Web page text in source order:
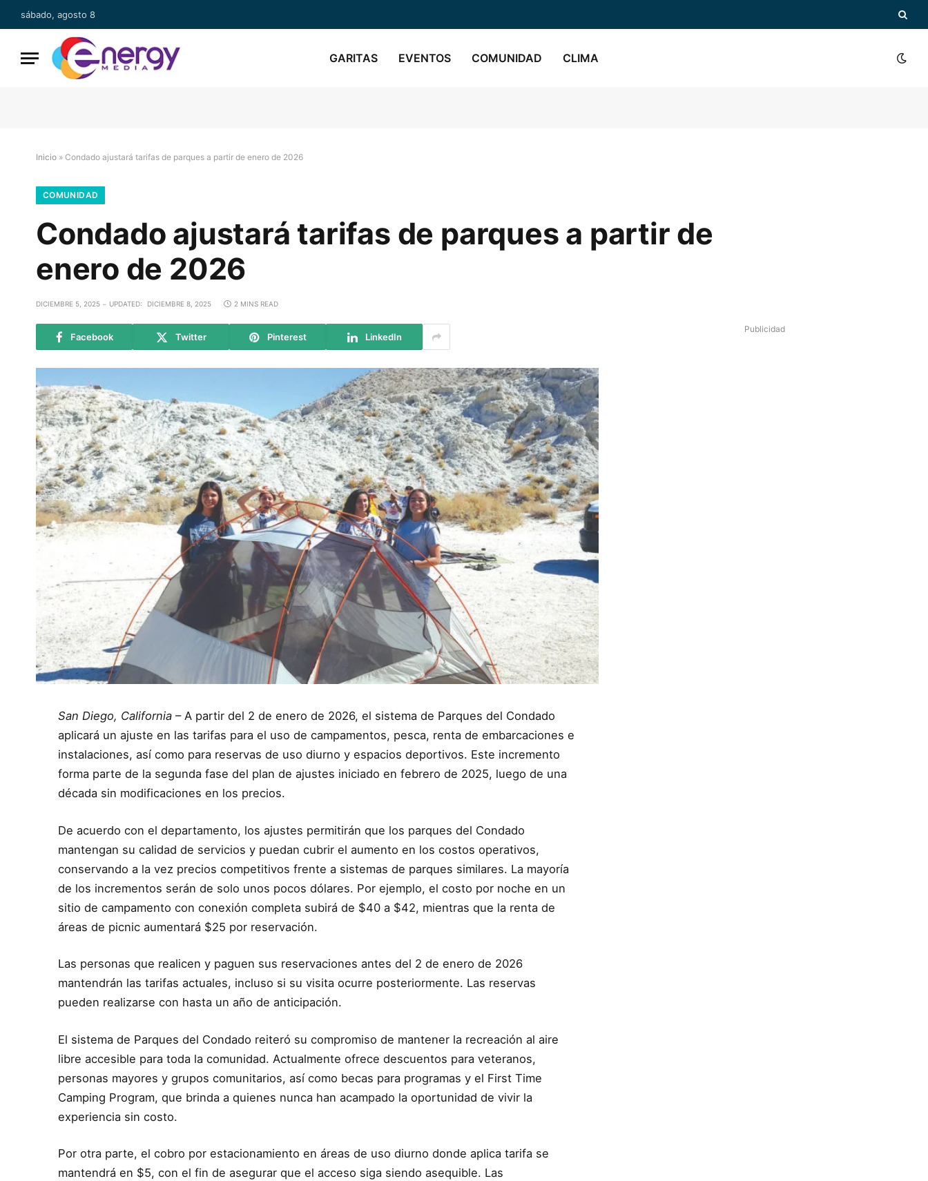
sábado, agosto 8
GARITAS EVENTOS COMUNIDAD CLIMA
Inicio » Condado ajustará tarifas de parques a partir de enero de 2026
COMUNIDAD
Condado ajustará tarifas de parques a partir de
enero de 2026
DICIEMBRE 5, 2025 UPDATED: DICIEMBRE 8, 2025 2 MINS READ
Facebook Twitter Pinterest LinkedIn
San Diego, California – A partir del 2 de enero de 2026, el sistema de Parques del Condado
aplicará un ajuste en las tarifas para el uso de campamentos, pesca, renta de embarcaciones e
instalaciones, así como para reservas de uso diurno y espacios deportivos. Este incremento
forma parte de la segunda fase del plan de ajustes iniciado en febrero de 2025, luego de una
década sin modificaciones en los precios.
De acuerdo con el departamento, los ajustes permitirán que los parques del Condado
mantengan su calidad de servicios y puedan cubrir el aumento en los costos operativos,
conservando a la vez precios competitivos frente a sistemas de parques similares. La mayoría
de los incrementos serán de solo unos pocos dólares. Por ejemplo, el costo por noche en un
sitio de campamento con conexión completa subirá de $40 a $42, mientras que la renta de
áreas de picnic aumentará $25 por reservación.
Las personas que realicen y paguen sus reservaciones antes del 2 de enero de 2026
mantendrán las tarifas actuales, incluso si su visita ocurre posteriormente. Las reservas
pueden realizarse con hasta un año de anticipación.
El sistema de Parques del Condado reiteró su compromiso de mantener la recreación al aire
libre accesible para toda la comunidad. Actualmente ofrece descuentos para veteranos,
personas mayores y grupos comunitarios, así como becas para programas y el First Time
Camping Program, que brinda a quienes nunca han acampado la oportunidad de vivir la
experiencia sin costo.
Por otra parte, el cobro por estacionamiento en áreas de uso diurno donde aplica tarifa se
mantendrá en $5, con el fin de asegurar que el acceso siga siendo asequible. Las
Publicidad